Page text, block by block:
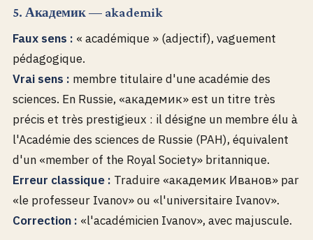
5. Академик — akademik
Faux sens : « académique » (adjectif), vaguement
pédagogique.
Vrai sens : membre titulaire d'une académie des
sciences. En Russie, «академик» est un titre très
précis et très prestigieux : il désigne un membre élu à
l'Académie des sciences de Russie (РАН), équivalent
d'un «member of the Royal Society» britannique.
Erreur classique : Traduire «академик Иванов» par
«le professeur Ivanov» ou «l'universitaire Ivanov».
Correction : «l'académicien Ivanov», avec majuscule.